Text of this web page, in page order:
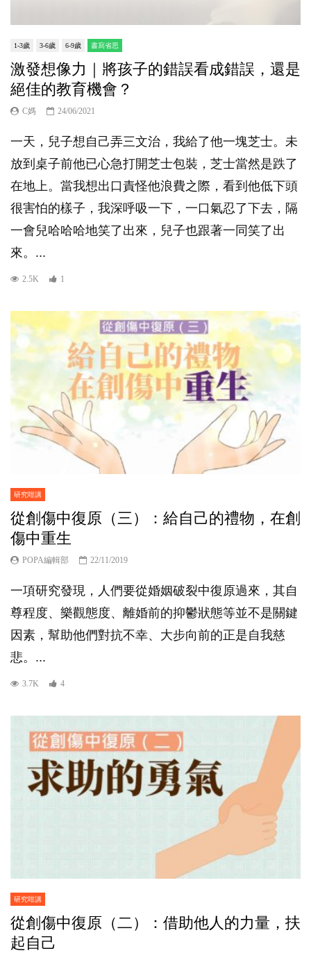
1-3歲 3-6歲 6-9歲 書寫省思
激發想像力｜將孩子的錯誤看成錯誤，還是
絕佳的教育機會？
C媽 24/06/2021
一天，兒子想自己弄三文治，我給了他一塊芝士。未
放到桌子前他已心急打開芝士包裝，芝士當然是跌了
在地上。當我想出口責怪他浪費之際，看到他低下頭
很害怕的樣子，我深呼吸一下，一口氣忍了下去，隔
一會兒哈哈哈地笑了出來，兒子也跟著一同笑了出
來。...
2.5K 1
研究咁講
從創傷中復原（三）：給自己的禮物，在創
傷中重生
POPA編輯部 22/11/2019
一項研究發現，人們要從婚姻破裂中復原過來，其自
尊程度、樂觀態度、離婚前的抑鬱狀態等並不是關鍵
因素，幫助他們對抗不幸、大步向前的正是自我慈
悲。...
3.7K 4
研究咁講
從創傷中復原（二）：借助他人的力量，扶
起自己